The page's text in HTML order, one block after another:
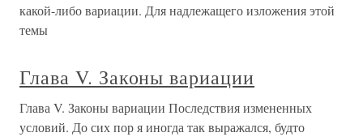
какой-либо вариации. Для надлежащего изложения этой
темы
Глава V. Законы вариации
Глава V. Законы вариации Последствия измененных
условий. До сих пор я иногда так выражался, будто